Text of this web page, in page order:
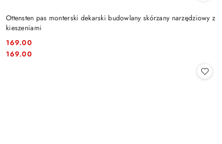
Ottensten pas monterski dekarski budowlany skórzany narzędziowy z
kieszeniami
Cena:
169.00
Cena:
169.00